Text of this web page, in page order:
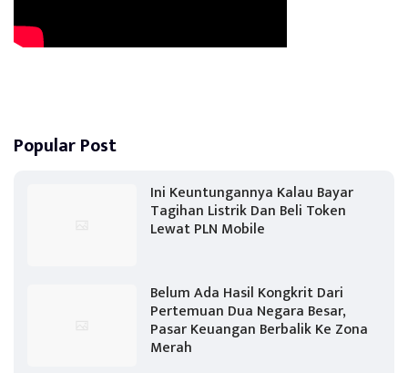
Popular Post
Ini Keuntungannya Kalau Bayar
Tagihan Listrik Dan Beli Token
Lewat PLN Mobile
Belum Ada Hasil Kongkrit Dari
Pertemuan Dua Negara Besar,
Pasar Keuangan Berbalik Ke Zona
Merah